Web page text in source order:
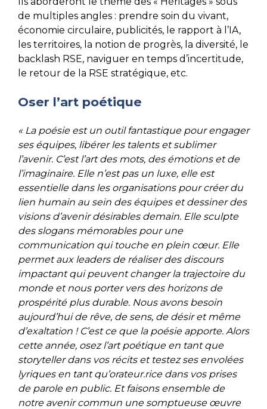
de multiples angles : prendre soin du vivant,
économie circulaire, publicités, le rapport à l’IA,
les territoires, la notion de progrès, la diversité, le
backlash RSE, naviguer en temps d’incertitude,
le retour de la RSE stratégique, etc.
Oser l’art poétique
« La poésie est un outil fantastique pour engager
ses équipes, libérer les talents et sublimer
l’avenir. C’est l’art des mots, des émotions et de
l’imaginaire. Elle n’est pas un luxe, elle est
essentielle dans les organisations pour créer du
lien humain au sein des équipes et dessiner des
visions d’avenir désirables demain. Elle sculpte
des slogans mémorables pour une
communication qui touche en plein cœur. Elle
permet aux leaders de réaliser des discours
impactant qui peuvent changer la trajectoire du
monde et nous porter vers des horizons de
prospérité plus durable. Nous avons besoin
aujourd’hui de rêve, de sens, de désir et même
d’exaltation ! C’est ce que la poésie apporte. Alors
cette année, osez l’art poétique en tant que
storyteller dans vos récits et testez ses envolées
lyriques en tant qu’orateur.rice dans vos prises
de parole en public. Et faisons ensemble de
notre avenir commun une somptueuse œuvre